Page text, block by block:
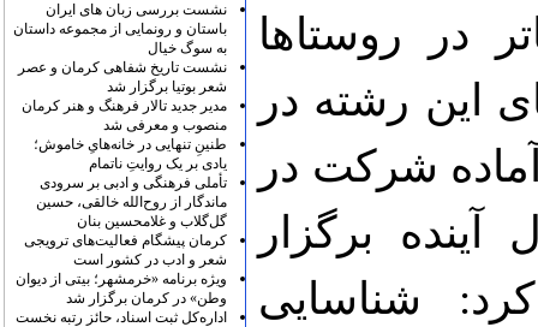
در روستاها
این رشته در
شرکت در
برگزار
شناسایی
نشست بررسی زبان های ایران
باستان و رونمایی از مجموعه داستان
به سوگ خیال
نشست تاریخ شفاهی کرمان و عصر
شعر بوتیا برگزار شد
مدیر جدید تالار فرهنگ و هنر کرمان
منصوب و معرفی شد
طنینِ تنهایی در خانه‌هایِ خاموش؛
یادی بر یک روایتِ ناتمام
تأملی فرهنگی و ادبی بر سرودی
ماندگار از روح‌الله خالقی، حسین
گل‌گلاب و غلامحسین بنان
کرمان پیشگام فعالیت‌های ترویجی
شعر و ادب در کشور است
ویژه برنامه «خرمشهر؛ بیتی از دیوان
وطن» در کرمان برگزار شد
اداره‌کل ثبت اسناد، حائز رتبه نخست